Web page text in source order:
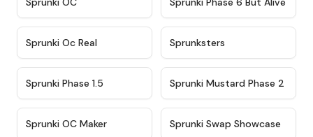
Sprunki Oc Real Sprunksters
Sprunki Phase 1.5 ★ 4.4
Sprunki Mustard Phase 2
Sprunki OC Maker ★ 4.6
Sprunki Swap Showcase